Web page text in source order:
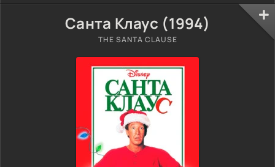
Санта Клаус (1994)
THE SANTA CLAUSE